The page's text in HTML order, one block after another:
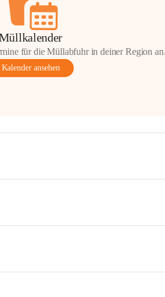
für die Müllabfuhr in deiner Region
Kalender ansehen